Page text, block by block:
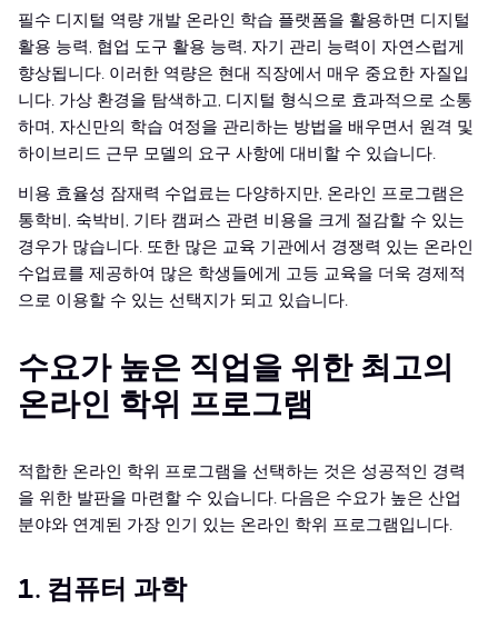
필수 디지털 역량 개발 온라인 학습 플랫폼을 활용하면 디지털
활용 능력, 협업 도구 활용 능력, 자기 관리 능력이 자연스럽게
향상됩니다. 이러한 역량은 현대 직장에서 매우 중요한 자질입
니다. 가상 환경을 탐색하고, 디지털 형식으로 효과적으로 소통
하며, 자신만의 학습 여정을 관리하는 방법을 배우면서 원격 및
하이브리드 근무 모델의 요구 사항에 대비할 수 있습니다.
비용 효율성 잠재력 수업료는 다양하지만, 온라인 프로그램은
통학비, 숙박비, 기타 캠퍼스 관련 비용을 크게 절감할 수 있는
경우가 많습니다. 또한 많은 교육 기관에서 경쟁력 있는 온라인
수업료를 제공하여 많은 학생들에게 고등 교육을 더욱 경제적
으로 이용할 수 있는 선택지가 되고 있습니다.
수요가 높은 직업을 위한 최고의
온라인 학위 프로그램
적합한 온라인 학위 프로그램을 선택하는 것은 성공적인 경력
을 위한 발판을 마련할 수 있습니다. 다음은 수요가 높은 산업
분야와 연계된 가장 인기 있는 온라인 학위 프로그램입니다.
1. 컴퓨터 과학